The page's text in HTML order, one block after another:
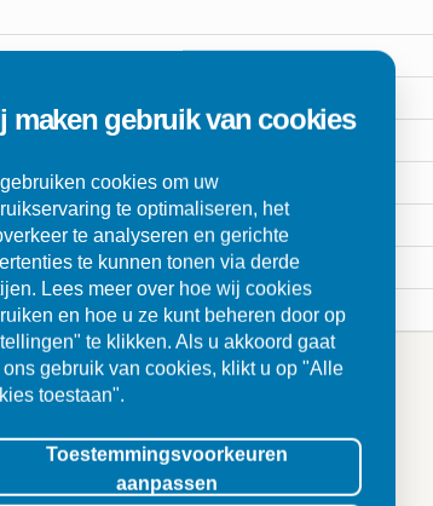
maken gebruik van cookies
cookies om uw
te optimaliseren, het
te analyseren en gerichte
te kunnen tonen via derde
Lees meer over hoe wij cookies
en hoe u ze kunt beheren door op
te klikken. Als u akkoord gaat
ons gebruik van cookies, klikt u op "Alle
toestaan".
Toestemmingsvoorkeuren
aanpassen